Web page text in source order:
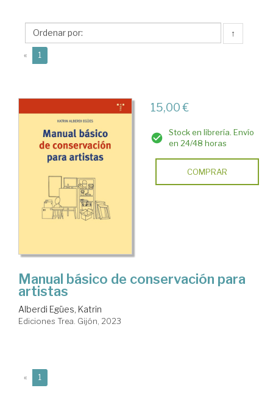
Katrin
↑
« 1
15,00 €
Stock en librería. Envío
en 24/48 horas
COMPRAR
Manual básico de conservación para
artistas
Alberdi Egües, Katrin
Ediciones Trea. Gijón, 2023
« 1